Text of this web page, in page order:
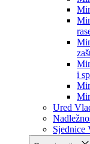
i
Ured